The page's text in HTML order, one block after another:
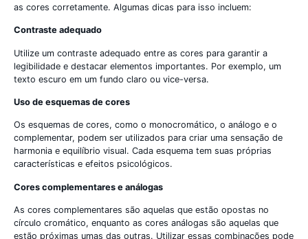
as cores corretamente. Algumas dicas para isso incluem:
Contraste adequado
Utilize um contraste adequado entre as cores para garantir a
legibilidade e destacar elementos importantes. Por exemplo, um
texto escuro em um fundo claro ou vice-versa.
Uso de esquemas de cores
Os esquemas de cores, como o monocromático, o análogo e o
complementar, podem ser utilizados para criar uma sensação de
harmonia e equilíbrio visual. Cada esquema tem suas próprias
características e efeitos psicológicos.
Cores complementares e análogas
As cores complementares são aquelas que estão opostas no
círculo cromático, enquanto as cores análogas são aquelas que
estão próximas umas das outras. Utilizar essas combinações pode